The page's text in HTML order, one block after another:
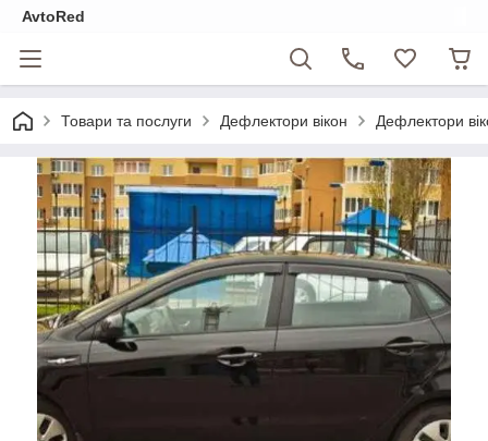
AvtoRed
Товари та послуги Дефлектори вікон Дефлектори